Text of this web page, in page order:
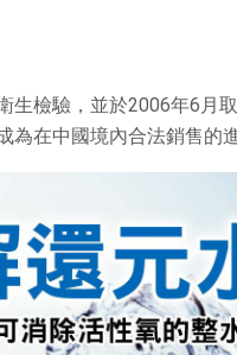
生檢驗，並於2006年6月
在中國境內合法銷售的